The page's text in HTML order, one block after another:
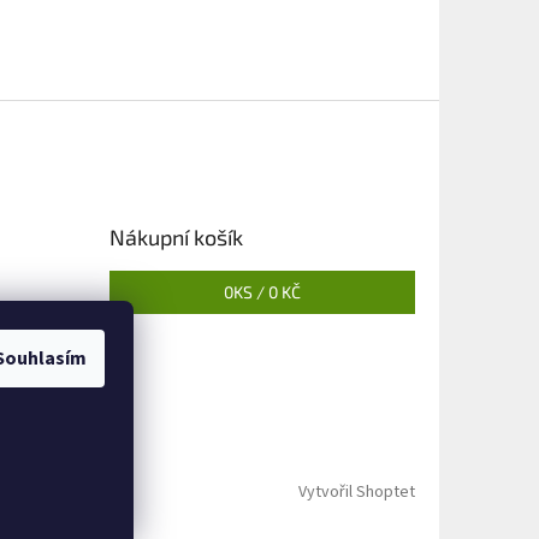
Nákupní košík
0KS / 0 KČ
Vytvořil Shoptet